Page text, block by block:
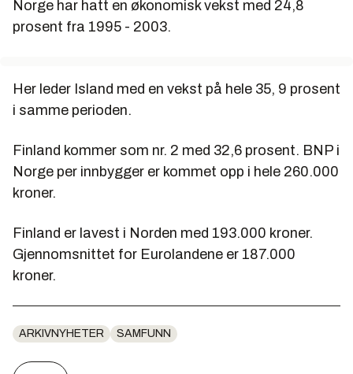
Norge har hatt en økonomisk vekst med 24,8
prosent fra 1995 - 2003.
Her leder Island med en vekst på hele 35, 9 prosent
i samme perioden.
Finland kommer som nr. 2 med 32,6 prosent. BNP i
Norge per innbygger er kommet opp i hele 260.000
kroner.
Finland er lavest i Norden med 193.000 kroner.
Gjennomsnittet for Eurolandene er 187.000
kroner.
ARKIVNYHETER SAMFUNN